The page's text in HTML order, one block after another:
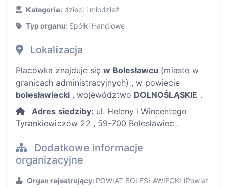
Kategoria: dzieci i młodzież
Typ organu: Spółki Handlowe
Lokalizacja
Placówka znajduje się w Bolesławcu (miasto w
granicach administracyjnych) , w powiecie
bolesławiecki , województwo DOLNOŚLĄSKIE .
Adres siedziby: ul. Heleny i Wincentego
Tyrankiewiczów 22 , 59-700 Bolesławiec .
Dodatkowe informacje
organizacyjne
Organ rejestrujący: POWIAT BOLESŁAWIECKI (Powiat